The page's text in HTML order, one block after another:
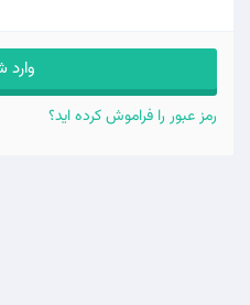
رمز عبور را فراموش کرده اید؟